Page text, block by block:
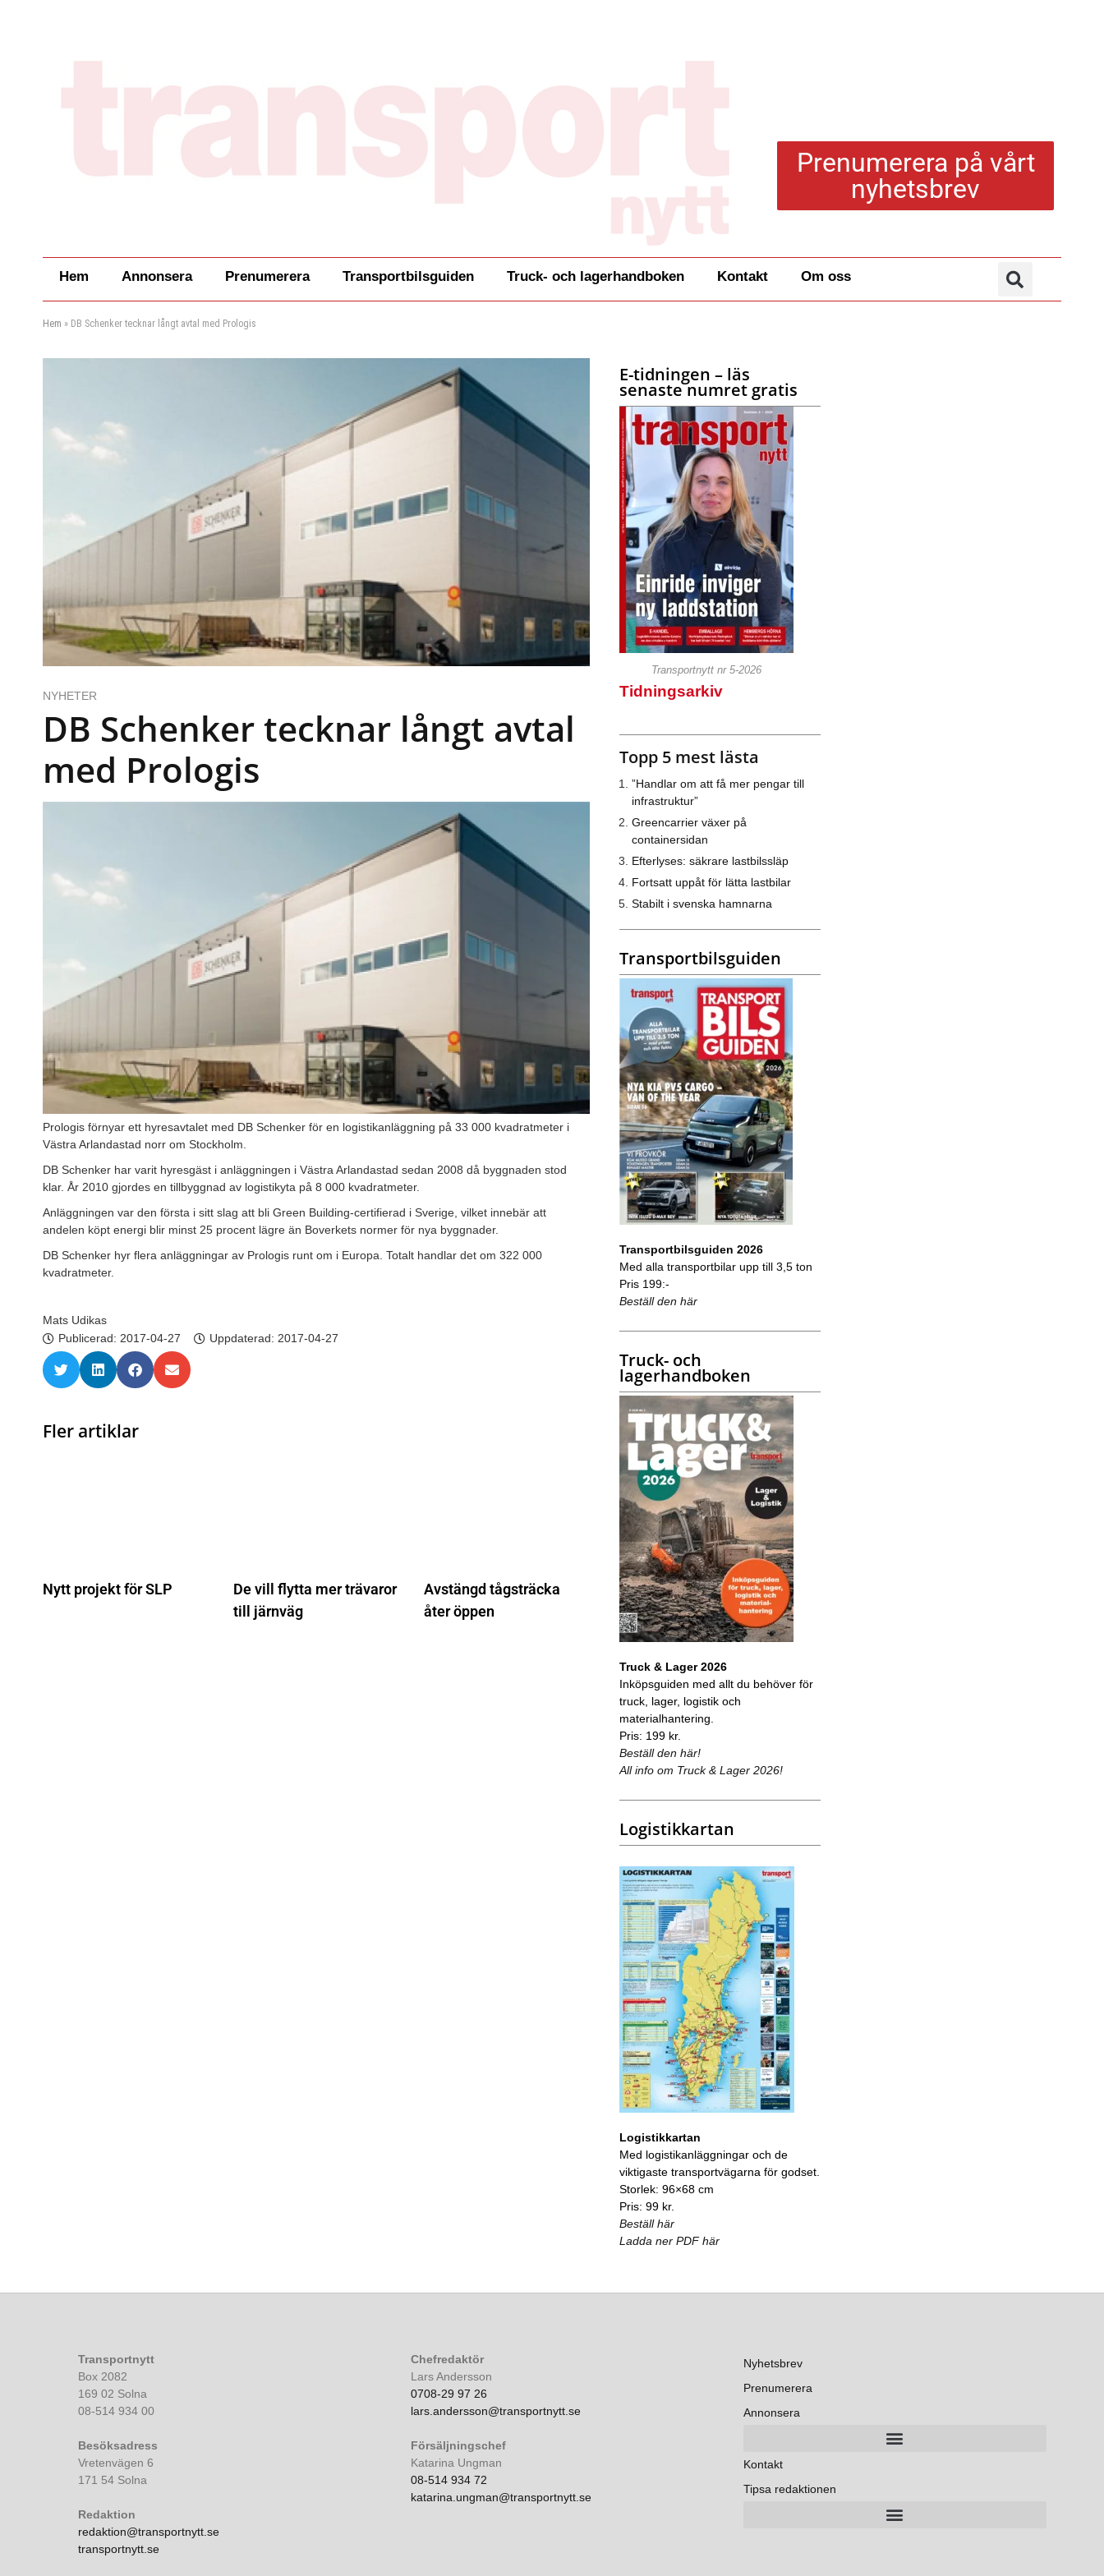
Prenumerera på vårt
nyhetsbrev
Hem Annonsera Prenumerera Transportbilsguiden Truck- och lagerhandboken Kontakt Om oss
Hem » DB Schenker tecknar långt avtal med Prologis
NYHETER
DB Schenker tecknar långt avtal
med Prologis
Prologis förnyar ett hyresavtalet med DB Schenker för en logistikanläggning på 33 000 kvadratmeter i
Västra Arlandastad norr om Stockholm.
DB Schenker har varit hyresgäst i anläggningen i Västra Arlandastad sedan 2008 då byggnaden stod
klar. År 2010 gjordes en tillbyggnad av logistikyta på 8 000 kvadratmeter.
Anläggningen var den första i sitt slag att bli Green Building-certifierad i Sverige, vilket innebär att
andelen köpt energi blir minst 25 procent lägre än Boverkets normer för nya byggnader.
DB Schenker hyr flera anläggningar av Prologis runt om i Europa. Totalt handlar det om 322 000
kvadratmeter.
Mats Udikas
Publicerad: 2017-04-27 Uppdaterad: 2017-04-27
Fler artiklar
Nytt projekt för SLP
De vill flytta mer trävaror
till järnväg
Avstängd tågsträcka
åter öppen
E-tidningen – läs
senaste numret gratis
Transportnytt nr 5-2026
Tidningsarkiv
Topp 5 mest lästa
”Handlar om att få mer pengar till
infrastruktur”
Greencarrier växer på
containersidan
Efterlyses: säkrare lastbilssläp
Fortsatt uppåt för lätta lastbilar
Stabilt i svenska hamnarna
Transportbilsguiden
Transportbilsguiden 2026
Med alla transportbilar upp till 3,5 ton
Pris 199:-
Beställ den här
Truck- och
lagerhandboken
Truck & Lager 2026
Inköpsguiden med allt du behöver för
truck, lager, logistik och
materialhantering.
Pris: 199 kr.
Beställ den här!
All info om Truck & Lager 2026!
Logistikkartan
Logistikkartan
Med logistikanläggningar och de
viktigaste transportvägarna för godset.
Storlek: 96×68 cm
Pris: 99 kr.
Beställ här
Ladda ner PDF här
Transportnytt
Box 2082
169 02 Solna
08-514 934 00
Besöksadress
Vretenvägen 6
171 54 Solna
Redaktion
redaktion@transportnytt.se
transportnytt.se
Chefredaktör
Lars Andersson
0708-29 97 26
lars.andersson@transportnytt.se
Försäljningschef
Katarina Ungman
08-514 934 72
katarina.ungman@transportnytt.se
Nyhetsbrev
Prenumerera
Annonsera
Kontakt
Tipsa redaktionen